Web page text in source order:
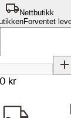
Nettbutikk
Forventet
kr